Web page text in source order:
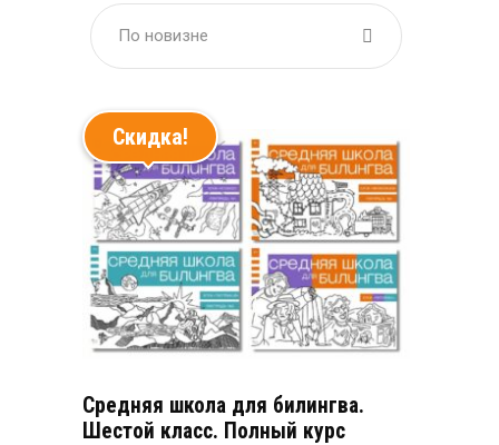
По новизне
Скидка!
Средняя школа для билингва.
Шестой класс. Полный курс